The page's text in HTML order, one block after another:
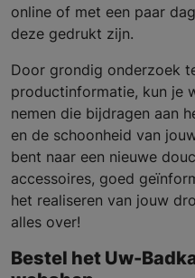
online of met een paar
deze gedrukt zijn.
Door grondig onderzoek
productinformatie, kun je
nemen die bijdragen aan
en de schoonheid van
bent naar een nieuwe
accessoires, goed
het realiseren van jouw
alles over!
Bestel het Uw-